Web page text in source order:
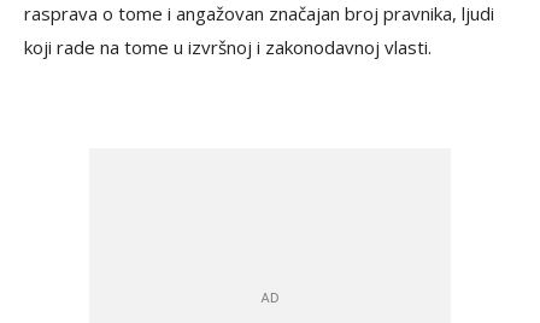
rasprava o tome i angažovan značajan broj pravnika, ljudi
koji rade na tome u izvršnoj i zakonodavnoj vlasti.